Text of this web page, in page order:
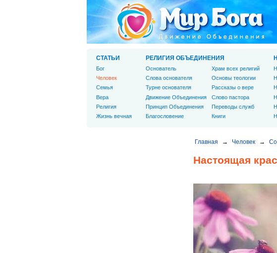
Главная → Человек →
Настоящая
СТАТЬИ
Бог
Человек
Cемья
Вера
Религия
Жизнь вечная
РЕЛИГИЯ ОБЪЕДИНЕНИЯ
Основатель
Слова основателя
Турне основателя
Движение Объединения
Принцип Объединения
Благословение
Храм всех религий
Основы теологии
Рассказы о вере
Слово пастора
Переводы служб
Книги